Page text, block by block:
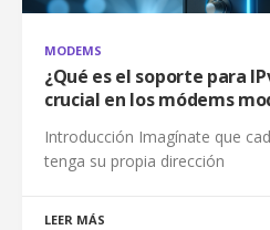
MODEMS
¿Qué es el soporte para
crucial en los módems
Introducción Imagínate que
tenga su propia dirección
LEER MÁS